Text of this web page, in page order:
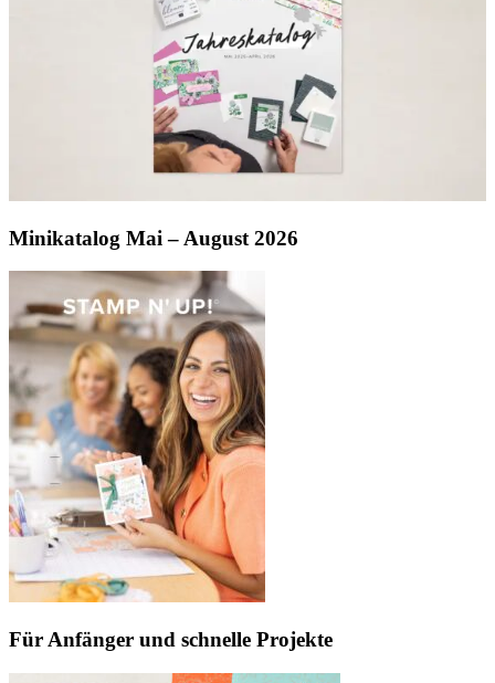
Minikatalog Mai – August 2026
Für Anfänger und schnelle Projekte